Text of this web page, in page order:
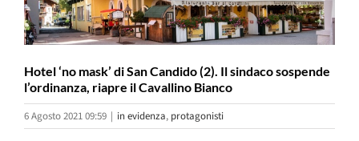
Hotel ‘no mask’ di San Candido (2). Il sindaco sospende
l’ordinanza, riapre il Cavallino Bianco
6 Agosto 2021 09:59 | in evidenza, protagonisti